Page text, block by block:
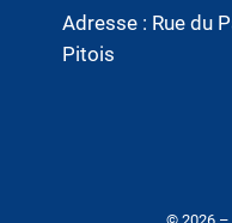
Adresse : Rue du
Pitois